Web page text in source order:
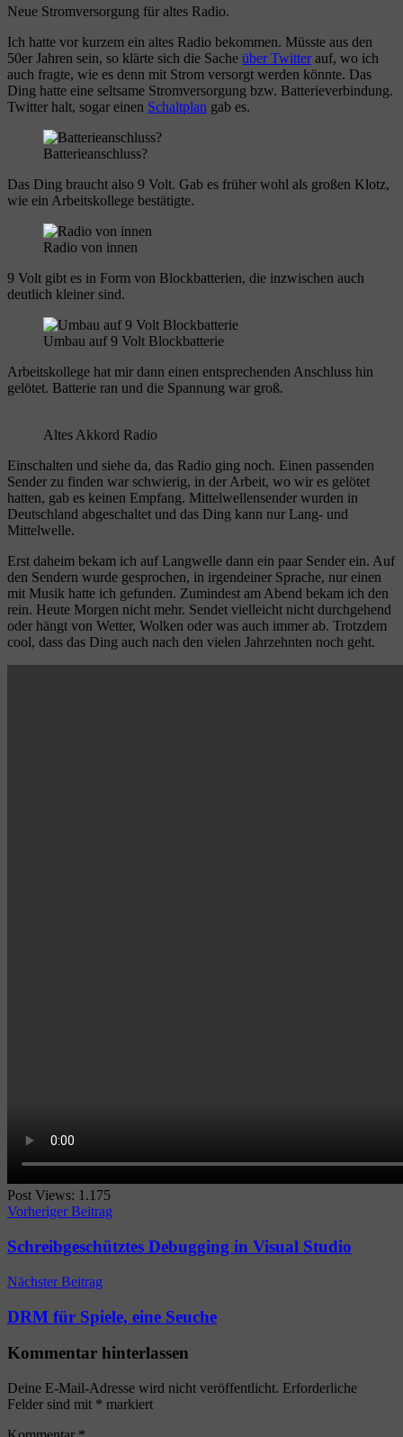
Neue Stromversorgung für altes Radio.
Ich hatte vor kurzem ein altes Radio bekommen. Müsste aus den
50er Jahren sein, so klärte sich die Sache über Twitterauf, wo ich
auch fragte, wie es denn mit Strom versorgt werden könnte. Das
Ding hatte eine seltsame Stromversorgung bzw. Batterieverbindung.
Twitter halt, sogar einen Schaltplan gab es.
Batterieanschluss?
Das Ding braucht also 9 Volt. Gab es früher wohl als großen Klotz,
wie ein Arbeitskollege bestätigte.
Radio von innen
9 Volt gibt es in Form von Blockbatterien, die inzwischen auch
deutlich kleiner sind.
Umbau auf 9 Volt Blockbatterie
Arbeitskollege hat mir dann einen entsprechenden Anschluss hin
gelötet. Batterie ran und die Spannung war groß.
Altes Akkord Radio
Einschalten und siehe da, das Radio ging noch. Einen passenden
Sender zu finden war schwierig, in der Arbeit, wo wir es gelötet
hatten, gab es keinen Empfang. Mittelwellensender wurden in
Deutschland abgeschaltet und das Ding kann nur Lang- und
Mittelwelle.
Erst daheim bekam ich auf Langwelle dann ein paar Sender ein. Auf
den Sendern wurde gesprochen, in irgendeiner Sprache, nur einen
mit Musik hatte ich gefunden. Zumindest am Abend bekam ich den
rein. Heute Morgen nicht mehr. Sendet vielleicht nicht durchgehend
oder hängt von Wetter, Wolken oder was auch immer ab. Trotzdem
cool, dass das Ding auch nach den vielen Jahrzehnten noch geht.
Post Views: 1.175
Beitragsnavigation
Vorheriger Beitrag
Schreibgeschütztes Debugging in Visual Studio
Nächster Beitrag
DRM für Spiele, eine Seuche
Kommentar hinterlassen
Deine E-Mail-Adresse wird nicht veröffentlicht. Erforderliche
Felder sind mit * markiert